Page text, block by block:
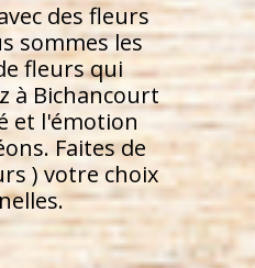
des fleurs
sommes les
fleurs qui
à Bichancourt
et l'émotion
Faites de
) votre choix